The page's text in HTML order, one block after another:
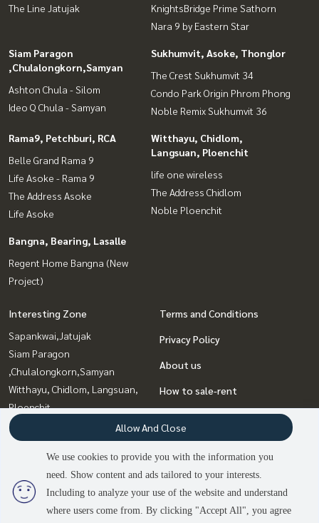
2 people are viewing
Contact us
The Line Jatujak
KnightsBridge Prime Sathorn
Nara 9 by Eastern Star
Siam Paragon
,Chulalongkorn,Samyan
Ashton Chula - Silom
Ideo Q Chula - Samyan
Sukhumvit, Asoke, Thonglor
The Crest Sukhumvit 34
Condo Park Origin Phrom Phong
Noble Remix Sukhumvit 36
Rama9, Petchburi, RCA
Belle Grand Rama 9
Life Asoke - Rama 9
The Address Asoke
Life Asoke
Witthayu, Chidlom,
Langsuan, Ploenchit
life one wireless
The Address Chidlom
Noble Ploenchit
Bangna, Bearing, Lasalle
Regent Home Bangna (New
Project)
Interesting Zone
Sapankwai,Jatujak
Siam Paragon
,Chulalongkorn,Samyan
Witthayu, Chidlom, Langsuan,
Ploenchit
Sathorn, Narathiwat
Bangna, Bearing, Lasalle
Sukhumvit, Asoke, Thonglor
Rama9, Petchburi, RCA
Terms and Conditions
Privacy Policy
About us
How to sale-rent
Contact
We use cookies to provide you with the information you
need. Show content and ads tailored to your interests.
Including to analyze your use of the website and understand
where users come from. By clicking "Accept All", you agree
Allow And Close